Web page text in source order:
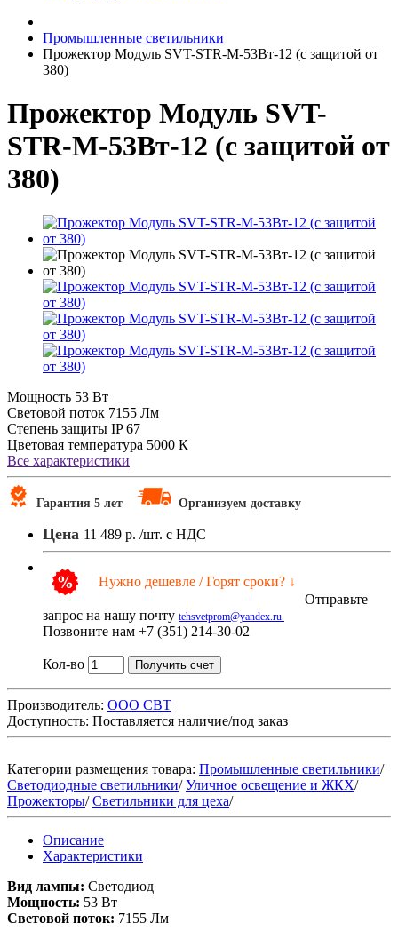
Промышленные светильники
Прожектор Модуль SVT-STR-M-53Вт-12 (с защитой от
380)
Прожектор Модуль SVT-
STR-M-53Вт-12 (с защитой от
380)
Мощность 53 Вт
Световой поток 7155 Лм
Степень защиты IP 67
Цветовая температура 5000 К
Все характеристики
Гарантия 5 лет Организуем доставку
Цена 11 489 р. /шт. с НДС
Нужно дешевле / Горят сроки? ↓
Отправьте
запрос на нашу почту tehsvetprom@yandex.ru
Позвоните нам +7 (351) 214-30-02
Кол-во Получить счет
Производитель: ООО СВТ
Доступность: Поставляется наличие/под заказ
Категории размещения товара: Промышленные светильники/
Светодиодные светильники/Уличное освещение и ЖКХ/
Прожекторы/Светильники для цеха/
Описание
Характеристики
Вид лампы: Светодиод
Мощность: 53 Вт
Световой поток: 7155 Лм